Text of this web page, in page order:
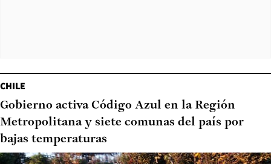
CHILE
Gobierno activa Código Azul en la Región
Metropolitana y siete comunas del país por
bajas temperaturas